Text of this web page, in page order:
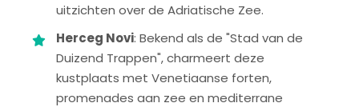
uitzichten over de Adriatische Zee.
Herceg Novi: Bekend als de "Stad van de
Duizend Trappen", charmeert deze
kustplaats met Venetiaanse forten,
promenades aan zee en mediterrane